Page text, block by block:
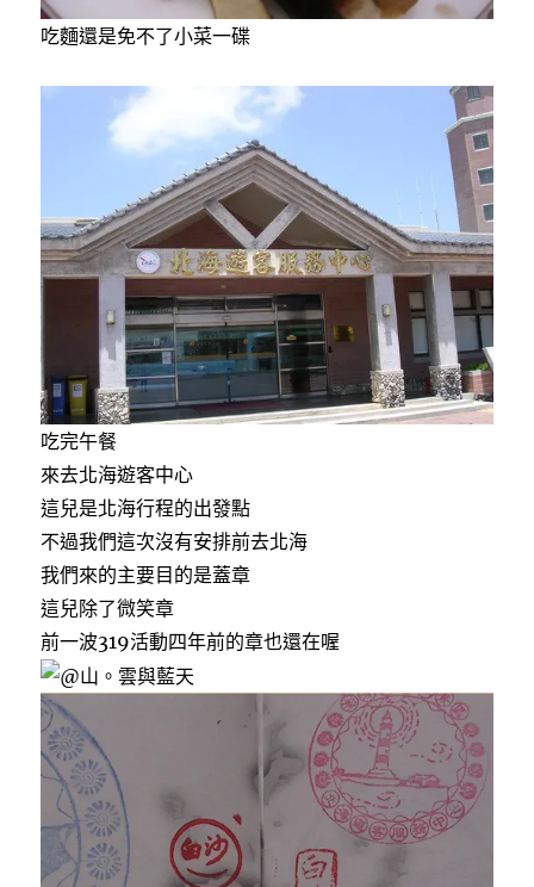
吃麵還是免不了小菜一碟
吃完午餐
來去北海遊客中心
這兒是北海行程的出發點
不過我們這次沒有安排前去北海
我們來的主要目的是蓋章
這兒除了微笑章
前一波319活動四年前的章也還在喔